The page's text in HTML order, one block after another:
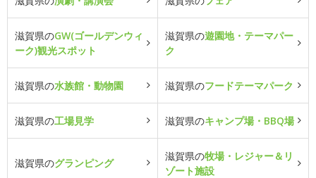
滋賀県のGW(ゴールデンウィ
ーク)観光スポット
滋賀県の遊園地・テーマパー
ク
滋賀県の水族館・動物園 滋賀県のフードテーマパーク
滋賀県の工場見学 滋賀県のキャンプ場・BBQ場
滋賀県のグランピング
滋賀県の牧場・レジャー＆リ
ゾート施設